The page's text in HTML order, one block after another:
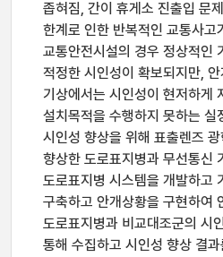
좁혀짐, 간이 휴게소 진출입 문
한계로 인한 반복적인 교통사고
교통안전시설의 경우 정상적인
적정한 시인성이 확보되지만,
기상에서는 시인성이 현저하게
설치목적을 수행하지 못하는 실
시인성 향상을 위해 표출렌즈
향상한 도로표지병과 무선통신
도로표지병 시스템을 개발하고
구축하고 안개상황을 구현하여
도로표지병과 비교대조군의 시
통해 수집하고 시인성 향상 결